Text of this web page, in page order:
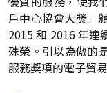
戶中心協會大獎」
2015 和 2016 年連
殊榮。引以為傲的
服務獎項的電子貿